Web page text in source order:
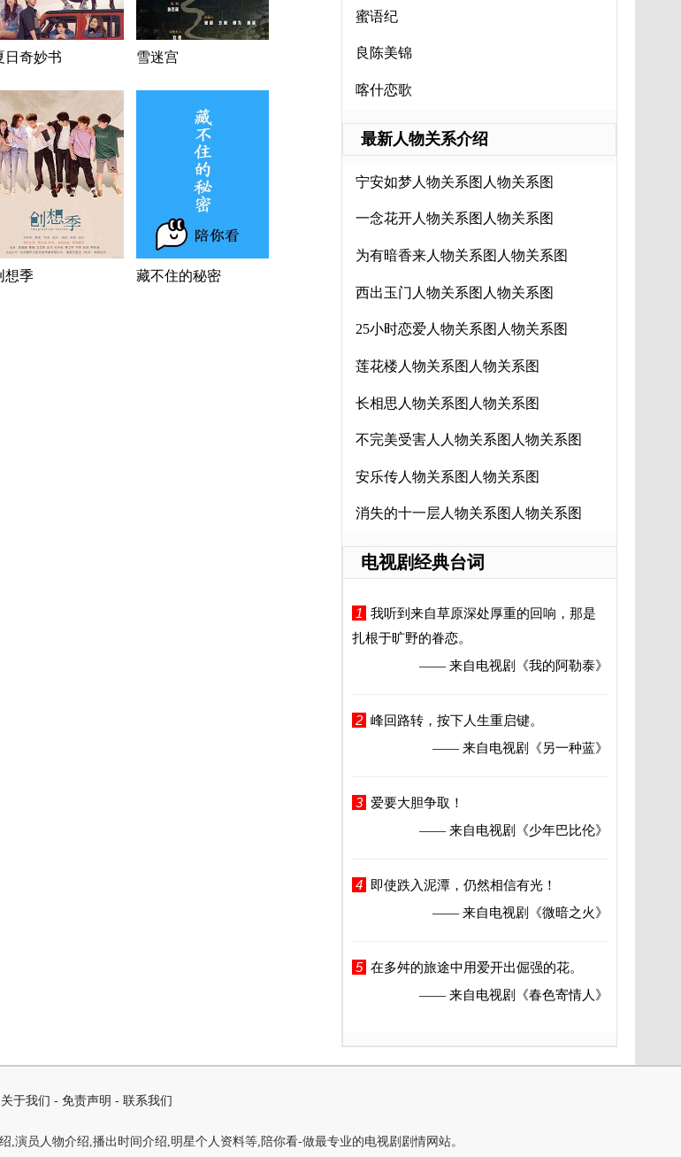
日奇妙书 雪迷宫
想季 藏不住的秘密
蜜语纪
良陈美锦
喀什恋歌
最新人物关系介绍
宁安如梦人物关系图人物关系图
一念花开人物关系图人物关系图
为有暗香来人物关系图人物关系图
西出玉门人物关系图人物关系图
25小时恋爱人物关系图人物关系图
莲花楼人物关系图人物关系图
长相思人物关系图人物关系图
不完美受害人人物关系图人物关系图
安乐传人物关系图人物关系图
消失的十一层人物关系图人物关系图
电视剧经典台词
1
我听到来自草原深处厚重的回响，那是
扎根于旷野的眷恋。
—— 来自电视剧
《我的阿勒泰》
2 峰回路转，按下人生重启键。
—— 来自电视剧
《另一种蓝》
3
爱要大胆争取！
—— 来自电视剧
《少年巴比伦》
4
即使跌入泥潭，仍然相信有光！
—— 来自电视剧
《微暗之火》
5 在多舛的旅途中用爱开出倔强的花。
—— 来自电视剧
《春色寄情人》
关于我们 - 免责声明 - 联系我们
,演员人物介绍,播出时间介绍,明星个人资料等,陪你看-做最专业的电视剧剧情网站。